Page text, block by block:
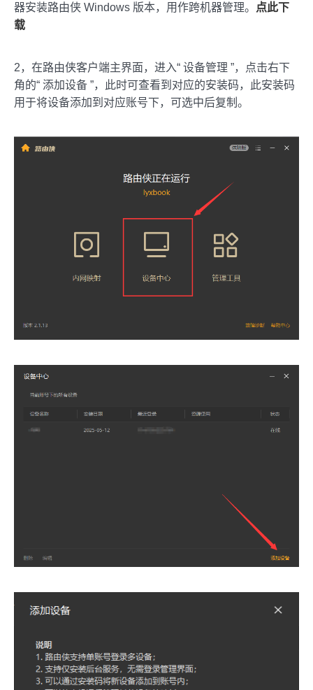
器安装路由侠 Windows 版本，用作跨机器管理。
点此下
载
2，在路由侠客户端主界面，进入“ 设备管理 ”，点击右下
角的“ 添加设备 ”，此时可查看到对应的安装码，此安装码
用于将设备添加到对应账号下，可选中后复制。